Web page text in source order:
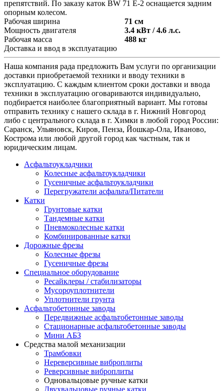
препятствий. По заказу каток BW 71 E-2 оснащается задним
опорным колесом.
Рабочая ширина
71 см
Мощность двигателя
3.4 кВт / 4.6 л.с.
Рабочая масса
488 кг
Доставка и ввод в эксплуатацию
Наша компания рада предложить Вам услуги по организации
доставки приобретаемой техники и вводу техники в
эксплуатацию. С каждым клиентом сроки доставки и ввода
техники в эксплуатацию оговариваются индивидуально,
подбирается наиболее благоприятный вариант. Мы готовы
отправить технику с нашего склада в г. Нижний Новгород
либо с центрального склада в г. Химки в любой город России:
Саранск, Ульяновск, Киров, Пенза, Йошкар-Ола, Иваново,
Кострома или любой другой город как частным, так и
юридическим лицам.
Асфальтоукладчики
Колесные асфальтоукладчики
Гусеничные асфальтоукладчики
Перегружатели асфальта/Питатели
Катки
Грунтовые катки
Тандемные катки
Пневмоколесные катки
Комбинированные катки
Дорожные фрезы
Колесные фрезы
Гусеничные фрезы
Специальное оборудование
Ресайклеры / стабилизаторы
Мусороуплотнители
Уплотнители грунта
Асфальтобетонные заводы
Передвижные асфальтобетонные заводы
Стационарные асфальтобетонные заводы
Мини АБЗ
Средства малой механизации
Трамбовки
Нереверсивные виброплиты
Реверсивные виброплиты
Одновальцовые ручные катки
Двухвальцовые ручные катки